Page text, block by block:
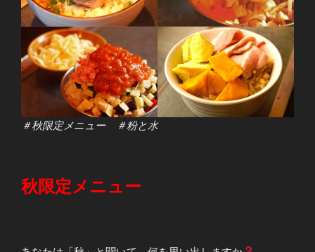
＃秋限定メニュー ＃粉と水
秋限定メニュー